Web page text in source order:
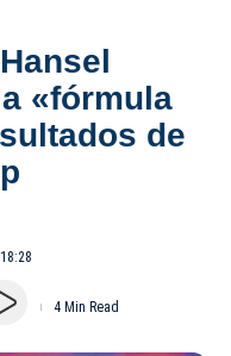
«fórmula
de
4 Min Read